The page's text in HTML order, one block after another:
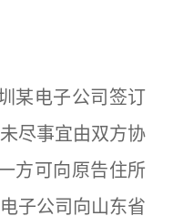
电子公司签订
尽事宜由双方协
方可向原告住所
子公司向山东省